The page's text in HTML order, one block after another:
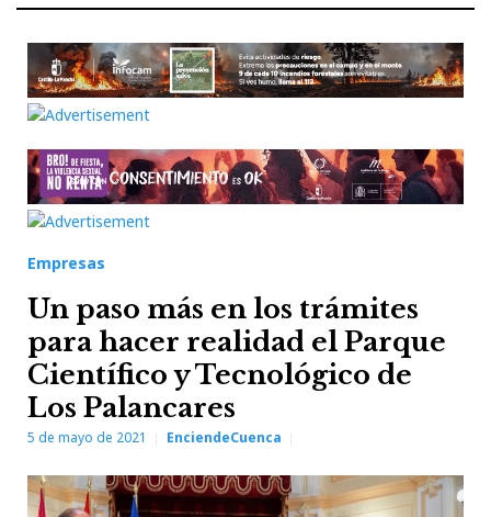
Empresas
Un paso más en los trámites
para hacer realidad el Parque
Científico y Tecnológico de
Los Palancares
5 de mayo de 2021 EnciendeCuenca